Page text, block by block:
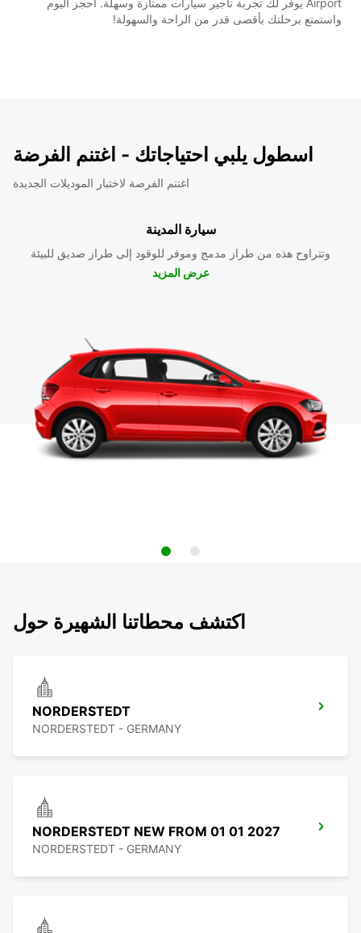
Airport يوفر لك تجربة تأجير سيارات ممتازة وسهلة. احجز اليوم
واستمتع برحلتك بأقصى قدر من الراحة والسهولة!
اسطول يلبي احتياجاتك - اغتنم الفرضة
اغتنم الفرصة لاختبار الموديلات الجديدة
سيارة المدينة
وتتراوح هذه من طراز مدمج وموفر للوقود إلى طراز صديق للبيئة
عرض المزيد
اكتشف محطاتنا الشهيرة حول
NORDERSTEDT
NORDERSTEDT - GERMANY
NORDERSTEDT NEW FROM 01 01 2027
NORDERSTEDT - GERMANY